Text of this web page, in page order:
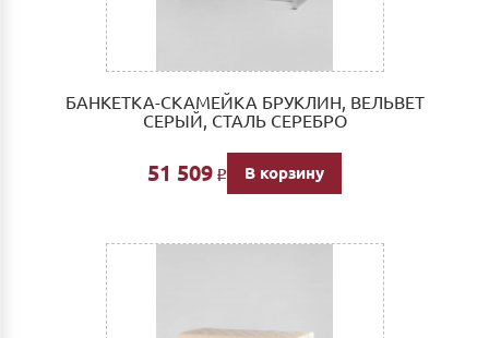
БАНКЕТКА-СКАМЕЙКА БРУКЛИН, ВЕЛЬВЕТ
СЕРЫЙ, СТАЛЬ СЕРЕБРО
51 509 Р В корзину